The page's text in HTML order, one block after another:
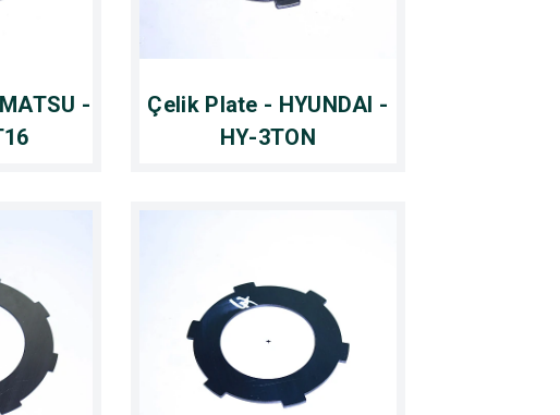
-
Çelik Plate - HYUNDAI -
HY-3TON